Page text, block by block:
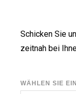
Schicken Sie
zeitnah bei
WÄHLEN SIE